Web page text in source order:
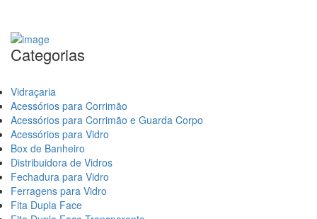
Categorias
Vidraçaria
Acessórios para Corrimão
Acessórios para Corrimão e Guarda Corpo
Acessórios para Vidro
Box de Banheiro
Distribuidora de Vidros
Fechadura para Vidro
Ferragens para Vidro
Fita Dupla Face